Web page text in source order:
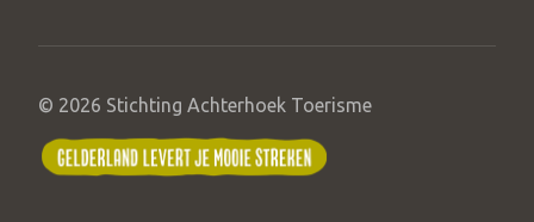
© 2026 Stichting Achterhoek Toerisme